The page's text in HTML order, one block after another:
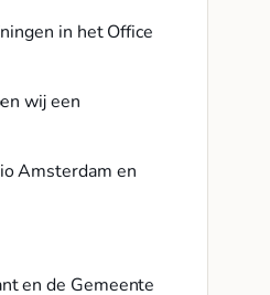
in het Office
wij een
Amsterdam en
en de Gemeente